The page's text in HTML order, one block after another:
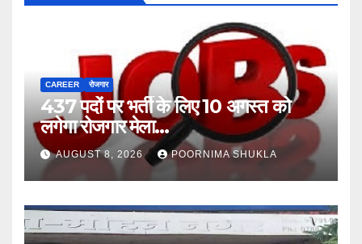
CAREER रोजगार
437 पदों पर भर्ती के लिए 10 अगस्त को
लगेगा रोजगार मेला…
AUGUST 8, 2026 POORNIMA SHUKLA